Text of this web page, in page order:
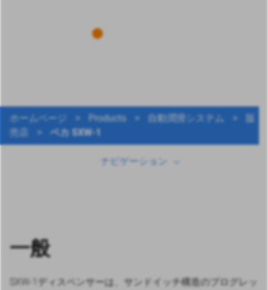
ホームページ > Products > 自動潤滑システム >
販
売店
> ベカ SXW-1
ナビゲーション
技術データ
一般
SXW-1ディスペンサーは、サンドイッチ構造のプログレッ